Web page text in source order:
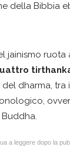
della Bibbia
jainismo
dharma, tra
a leggere dopo la